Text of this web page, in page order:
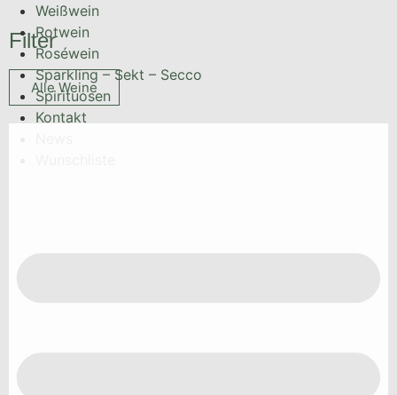
Weißwein
Rotwein
Roséwein
Sparkling – Sekt – Secco
Spirituosen
Kontakt
Filter
Alle Weine